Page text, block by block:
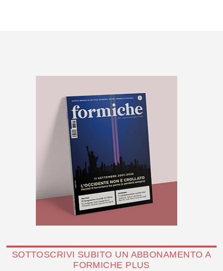
SOTTOSCRIVI SUBITO UN ABBONAMENTO A
FORMICHE PLUS